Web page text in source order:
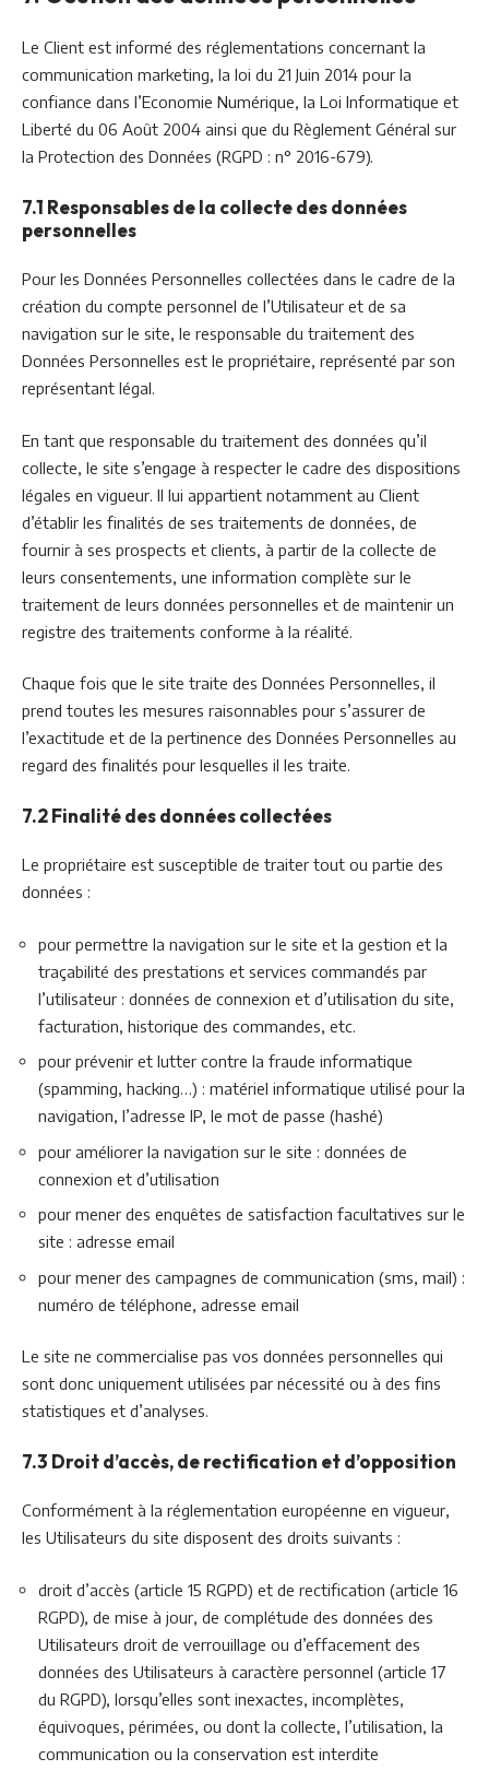
Le Client est informé des réglementations concernant la
communication marketing, la loi du 21 Juin 2014 pour la
confiance dans l’Economie Numérique, la Loi Informatique et
Liberté du 06 Août 2004 ainsi que du Règlement Général sur
la Protection des Données (RGPD : n° 2016-679).
7.1 Responsables de la collecte des données
personnelles
Pour les Données Personnelles collectées dans le cadre de la
création du compte personnel de l’Utilisateur et de sa
navigation sur le site, le responsable du traitement des
Données Personnelles est le propriétaire, représenté par son
représentant légal.
En tant que responsable du traitement des données qu’il
collecte, le site s’engage à respecter le cadre des dispositions
légales en vigueur. Il lui appartient notamment au Client
d’établir les finalités de ses traitements de données, de
fournir à ses prospects et clients, à partir de la collecte de
leurs consentements, une information complète sur le
traitement de leurs données personnelles et de maintenir un
registre des traitements conforme à la réalité.
Chaque fois que le site traite des Données Personnelles, il
prend toutes les mesures raisonnables pour s’assurer de
l’exactitude et de la pertinence des Données Personnelles au
regard des finalités pour lesquelles il les traite.
7.2 Finalité des données collectées
Le propriétaire est susceptible de traiter tout ou partie des
données :
pour permettre la navigation sur le site et la gestion et la
traçabilité des prestations et services commandés par
l’utilisateur : données de connexion et d’utilisation du site,
facturation, historique des commandes, etc.
pour prévenir et lutter contre la fraude informatique
(spamming, hacking…) : matériel informatique utilisé pour la
navigation, l’adresse IP, le mot de passe (hashé)
pour améliorer la navigation sur le site : données de
connexion et d’utilisation
pour mener des enquêtes de satisfaction facultatives sur le
site : adresse email
pour mener des campagnes de communication (sms, mail) :
numéro de téléphone, adresse email
Le site ne commercialise pas vos données personnelles qui
sont donc uniquement utilisées par nécessité ou à des fins
statistiques et d’analyses.
7.3 Droit d’accès, de rectification et d’opposition
Conformément à la réglementation européenne en vigueur,
les Utilisateurs du site disposent des droits suivants :
droit d’accès (article 15 RGPD) et de rectification (article 16
RGPD), de mise à jour, de complétude des données des
Utilisateurs droit de verrouillage ou d’effacement des
données des Utilisateurs à caractère personnel (article 17
du RGPD), lorsqu’elles sont inexactes, incomplètes,
équivoques, périmées, ou dont la collecte, l’utilisation, la
communication ou la conservation est interdite